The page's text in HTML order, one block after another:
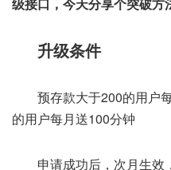
升级条件
预存款大于200的用户
的用户每月送100分钟
申请成功后，次月生效